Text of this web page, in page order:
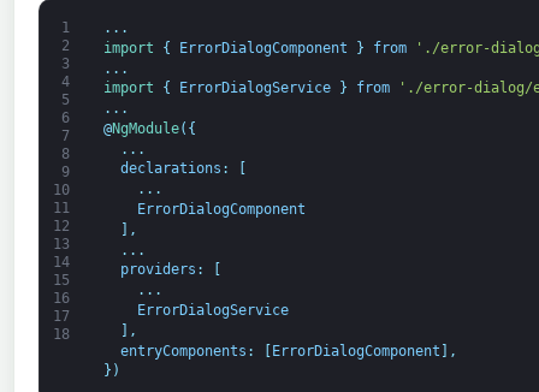
1
2
3
4
5
6
7
8
9
10
11
12
13
14
15
16
17
18
. . .
import
{ ErrorDialogComponent } from
'./error-
. . .
import
{ ErrorDialogService } from
'./error-dialog/
. . .
@NgModule( {
. . .
declarations :
. . .
ErrorDialogComponent
] ,
. . .
providers :
. . .
ErrorDialogService
] ,
entryComponents : [ErrorDialogComponent ] ,
} )